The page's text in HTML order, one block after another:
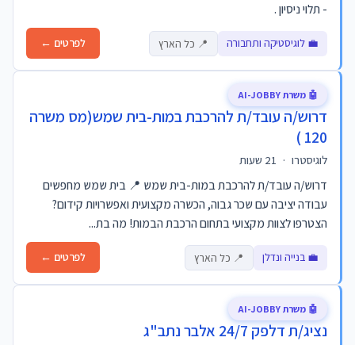
- תלוי ניסיון .
💼 לוגיסטיקה ותחבורה 📍 כל הארץ לפרטים ←
דרוש/ה עובד/ת להרכבת במות-בית שמש(מס משרה
120 )
לוגיסטרו ·
דרוש/ה עובד/ת להרכבת במות-בית שמש 📍 בית שמש מחפשים
עבודה יציבה עם שכר גבוה, הכשרה מקצועית ואפשרויות קידום?
הצטרפו לצוות מקצועי בתחום הרכבת הבמות! מה בת...
💼 בנייה ונדלן 📍 כל הארץ לפרטים ←
🤖 משרת AI-JOBBY
נציג/ת דלפק 24/7 אלבר נתב"ג
🤖 משרת AI-JOBBY